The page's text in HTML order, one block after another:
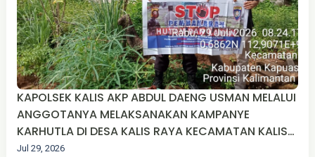
KAPOLSEK KALIS AKP ABDUL DAENG USMAN MELALUI
ANGGOTANYA MELAKSANAKAN KAMPANYE
KARHUTLA DI DESA KALIS RAYA KECAMATAN KALIS
KABUPATEN KAPUAS HULU.
Jul 29, 2026